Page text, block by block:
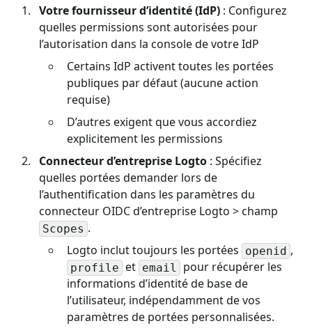
Votre fournisseur d’identité (IdP) : Configurez
quelles permissions sont autorisées pour
l’autorisation dans la console de votre IdP
Certains IdP activent toutes les portées
publiques par défaut (aucune action
requise)
D’autres exigent que vous accordiez
explicitement les permissions
Connecteur d’entreprise Logto : Spécifiez
quelles portées demander lors de
l’authentification dans les paramètres du
connecteur OIDC d’entreprise Logto > champ
Scopes .
Logto inclut toujours les portées openid ,
profile et email
pour récupérer les
informations d’identité de base de
l’utilisateur, indépendamment de vos
paramètres de portées personnalisées.